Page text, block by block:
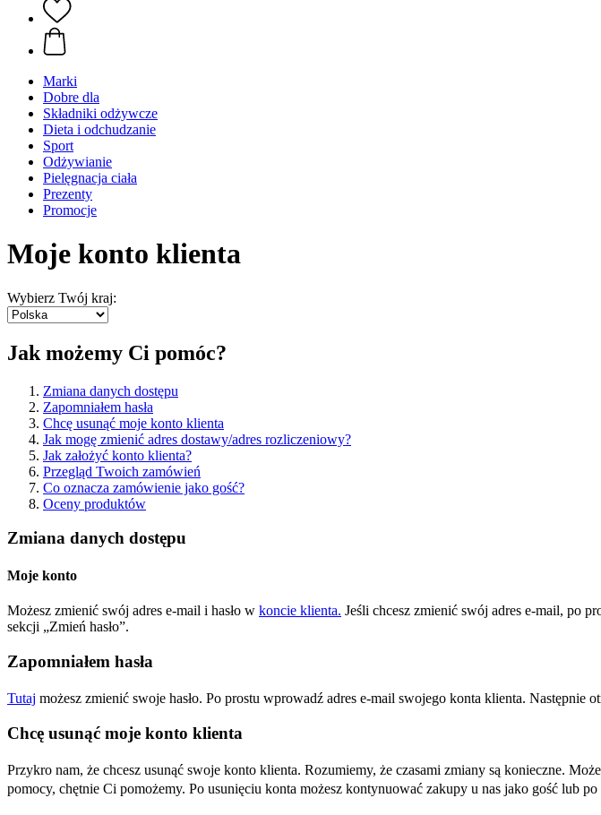
Marki
Dobre dla
Składniki odżywcze
Dieta i odchudzanie
Sport
Odżywianie
Pielęgnacja ciała
Prezenty
Promocje
Moje konto klienta
Wybierz Twój kraj:
Jak możemy Ci pomóc?
Zmiana danych dostępu
Zapomniałem hasła
Chcę usunąć moje konto klienta
Jak mogę zmienić adres dostawy/adres rozliczeniowy?
Jak założyć konto klienta?
Przegląd Twoich zamówień
Co oznacza zamówienie jako gość?
Oceny produktów
Zmiana danych dostępu
Moje konto
Możesz zmienić swój adres e-mail i hasło w koncie klienta. Jeśli chcesz zmienić swój adres e-mail, po
sekcji „Zmień hasło”.
Zapomniałem hasła
Tutaj możesz zmienić swoje hasło. Po prostu wprowadź adres e-mail swojego konta klienta. Następnie
Chcę usunąć moje konto klienta
Przykro nam, że chcesz usunąć swoje konto klienta. Rozumiemy, że czasami zmiany są konieczne.
pomocy, chętnie Ci pomożemy. Po usunięciu konta możesz kontynuować zakupy u nas jako gość lub